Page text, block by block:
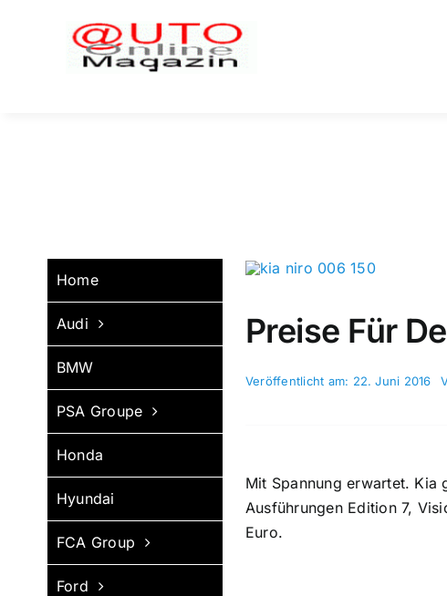
Home
Audi
BMW
PSA Groupe
Honda
Hyundai
FCA Group
Ford
Preise Für
Veröffentlicht am: 22. Juni 2016
Mit Spannung erwartet.
Ausführungen Edition 7,
Euro.